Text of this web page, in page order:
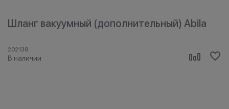
Шланг вакуумный (дополнительный) Abila
202138
В наличии
назначения